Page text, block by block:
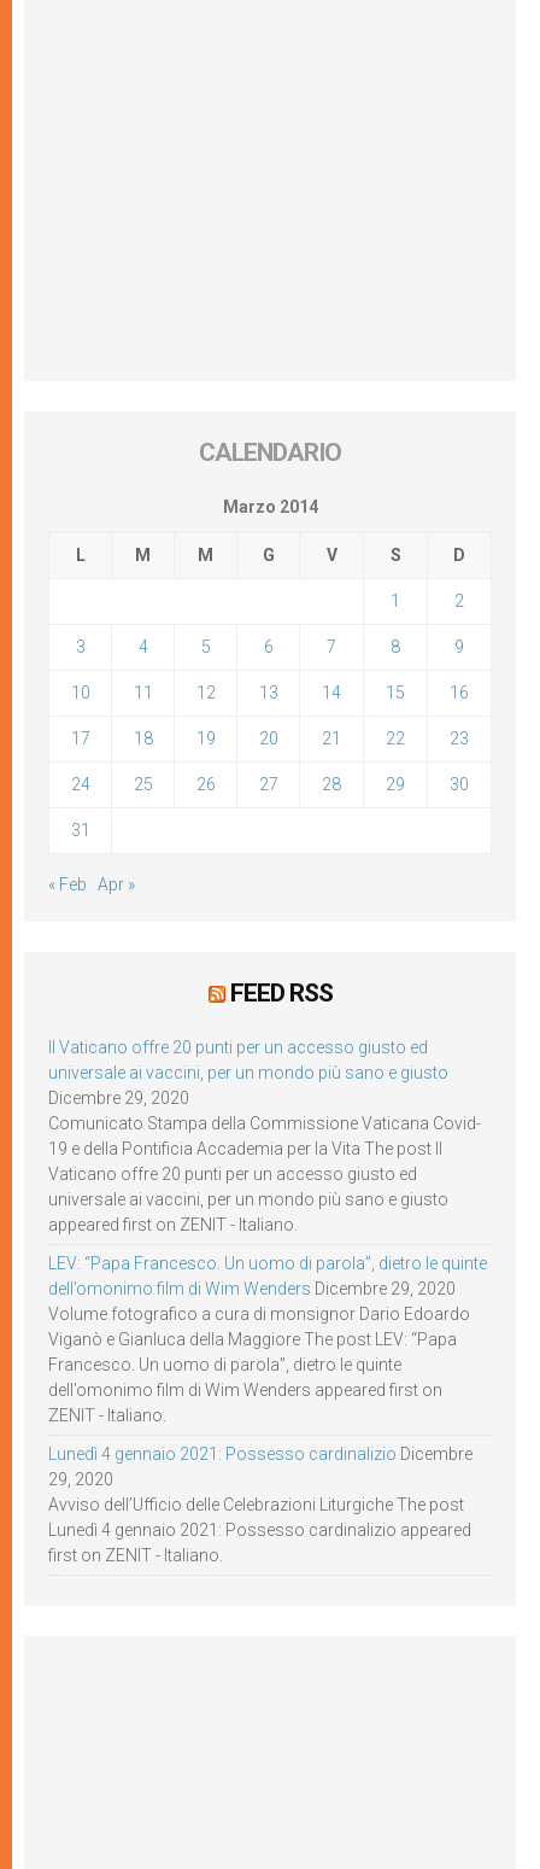
CALENDARIO
Marzo 2014
L M M G V S D
1 2
3 4 5 6 7 8 9
10 11 12 13 14 15 16
17 18 19 20 21 22 23
24 25 26 27 28 29 30
31
« Feb Apr »
FEED RSS
Il Vaticano offre 20 punti per un accesso giusto ed
universale ai vaccini, per un mondo più sano e giusto
Dicembre 29, 2020
Comunicato Stampa della Commissione Vaticana Covid-
19 e della Pontificia Accademia per la Vita The post Il
Vaticano offre 20 punti per un accesso giusto ed
universale ai vaccini, per un mondo più sano e giusto
appeared first on ZENIT - Italiano.
LEV: “Papa Francesco. Un uomo di parola”, dietro le quinte
dell’omonimo film di Wim Wenders Dicembre 29, 2020
Volume fotografico a cura di monsignor Dario Edoardo
Viganò e Gianluca della Maggiore The post LEV: “Papa
Francesco. Un uomo di parola”, dietro le quinte
dell’omonimo film di Wim Wenders appeared first on
ZENIT - Italiano.
Lunedì 4 gennaio 2021: Possesso cardinalizio Dicembre
29, 2020
Avviso dell’Ufficio delle Celebrazioni Liturgiche The post
Lunedì 4 gennaio 2021: Possesso cardinalizio appeared
first on ZENIT - Italiano.